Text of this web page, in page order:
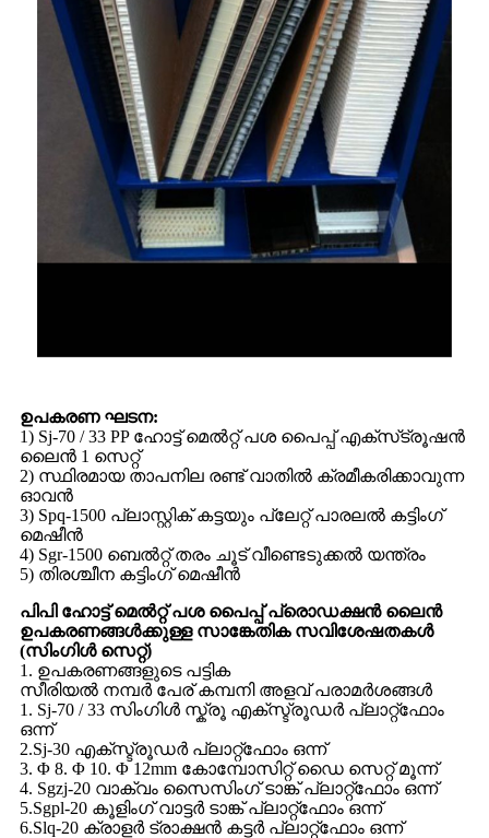
ഉപകരണ ഘടന:
1) Sj-70 / 33 PP ഹോട്ട് മെൽറ്റ് പശ പൈപ്പ് എക്‌സ്‌ട്രൂഷൻ
ലൈൻ 1 സെറ്റ്
2) സ്ഥിരമായ താപനില രണ്ട് വാതിൽ ക്രമീകരിക്കാവുന്ന
ഓവൻ
3) Spq-1500 പ്ലാസ്റ്റിക് കട്ടയും പ്ലേറ്റ് പാരലൽ കട്ടിംഗ്
മെഷീൻ
4) Sgr-1500 ബെൽറ്റ് തരം ചൂട് വീണ്ടെടുക്കൽ യന്ത്രം
5) തിരശ്ചീന കട്ടിംഗ് മെഷീൻ
പിപി ഹോട്ട് മെൽറ്റ് പശ പൈപ്പ് പ്രൊഡക്ഷൻ ലൈൻ
ഉപകരണങ്ങൾക്കുള്ള സാങ്കേതിക സവിശേഷതകൾ
(സിംഗിൾ സെറ്റ്)
1. ഉപകരണങ്ങളുടെ പട്ടിക
സീരിയൽ നമ്പർ പേര് കമ്പനി അളവ് പരാമർശങ്ങൾ
1. Sj-70 / 33 സിംഗിൾ സ്ക്രൂ എക്സ്ട്രൂഡർ പ്ലാറ്റ്ഫോം
ഒന്ന്
2.Sj-30 എക്സ്ട്രൂഡർ പ്ലാറ്റ്ഫോം ഒന്ന്
3. Φ 8. Φ 10. Φ 12mm കോമ്പോസിറ്റ് ഡൈ സെറ്റ് മൂന്ന്
4. Sgzj-20 വാക്വം സൈസിംഗ് ടാങ്ക് പ്ലാറ്റ്ഫോം ഒന്ന്
5.Sgpl-20 കൂളിംഗ് വാട്ടർ ടാങ്ക് പ്ലാറ്റ്ഫോം ഒന്ന്
6.Slq-20 ക്രാളർ ട്രാക്ഷൻ കട്ടർ പ്ലാറ്റ്ഫോം ഒന്ന്